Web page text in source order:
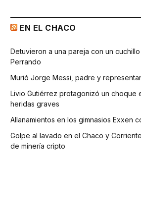
EN EL CHACO
Detuvieron a una pareja con un
Perrando
Murió Jorge Messi, padre y
Livio Gutiérrez protagonizó un choque
heridas graves
Allanamientos en los gimnasios Exxen
Golpe al lavado en el Chaco y
de minería cripto